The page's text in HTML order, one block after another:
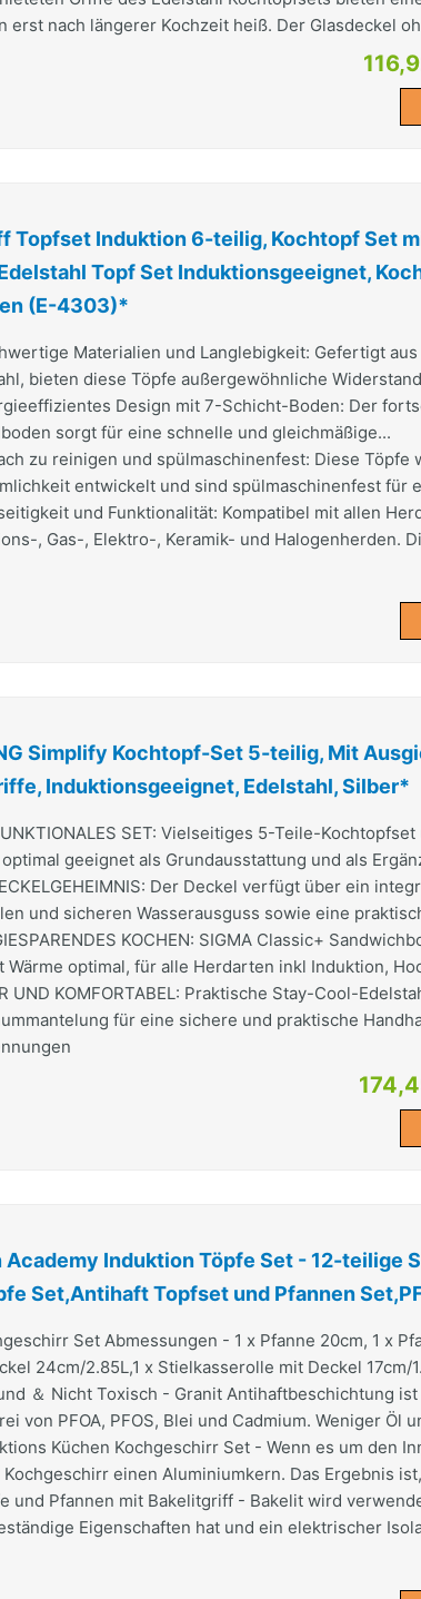
erst nach längerer Kochzeit heiß. Der Glasdeckel
Topfset Induktion 6-teilig, Kochtopf Set
Topf Set Induktionsgeeignet,
(E-4303)*
Materialien und Langlebigkeit: Gefertigt
bieten diese Töpfe außergewöhnliche
Design mit 7-Schicht-Boden: Der
sorgt für eine schnelle und gleichmäßige...
zu reinigen und spülmaschinenfest: Diese Töpfe
entwickelt und sind spülmaschinenfest für
und Funktionalität: Kompatibel mit allen
, Gas-, Elektro-, Keramik- und Halogenherden.
Simplify Kochtopf-Set 5-teilig, Mit
Induktionsgeeignet, Edelstahl, Silber*
SET: Vielseitiges 5-Teile-
geeignet als Grundausstattung und als
Der Deckel verfügt über ein
und sicheren Wasserausguss sowie eine
KOCHEN: SIGMA Classic+
Wärme optimal, für alle Herdarten inkl Induktion,
UND KOMFORTABEL: Praktische Stay-Cool-
für eine sichere und praktische
Academy Induktion Töpfe Set - 12-teilige
Set,Antihaft Topfset und Pfannen
Set Abmessungen - 1 x Pfanne 20cm, 1 x
24cm/2.85L,1 x Stielkasserolle mit Deckel 17cm/
＆ Nicht Toxisch - Granit Antihaftbeschichtung
von PFOA, PFOS, Blei und Cadmium. Weniger Öl
Küchen Kochgeschirr Set - Wenn es um den
einen Aluminiumkern. Das Ergebnis
und Pfannen mit Bakelitgriff - Bakelit wird
Eigenschaften hat und ein elektrischer